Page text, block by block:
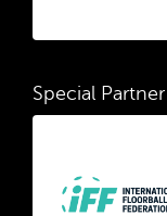
Special Partner